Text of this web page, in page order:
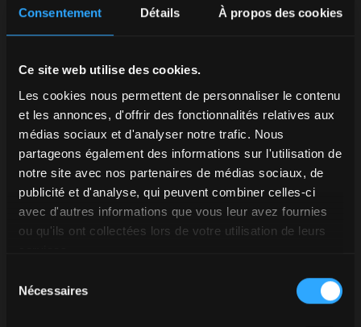
Consentement Détails À propos des cookies
Ce site web utilise des cookies.
Les cookies nous permettent de personnaliser le contenu
et les annonces, d'offrir des fonctionnalités relatives aux
médias sociaux et d'analyser notre trafic. Nous
partageons également des informations sur l'utilisation de
notre site avec nos partenaires de médias sociaux, de
publicité et d'analyse, qui peuvent combiner celles-ci
avec d'autres informations que vous leur avez fournies
ou qu'ils ont collectées lors de votre utilisation de leurs
Nécessaires